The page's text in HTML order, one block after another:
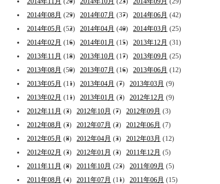
2014年08月 (29) 2014年07月 (37) 2014年06月 (42)
2014年05月 (52) 2014年04月 (40) 2014年03月 (25)
2014年02月 (16) 2014年01月 (15) 2013年12月 (31)
2013年11月 (18) 2013年10月 (17) 2013年09月 (25)
2013年08月 (50) 2013年07月 (16) 2013年06月 (12)
2013年05月 (11) 2013年04月 (7) 2013年03月 (9)
2013年02月 (11) 2013年01月 (3) 2012年12月 (9)
2012年11月 (3) 2012年10月 (7) 2012年09月 (3)
2012年08月 (3) 2012年07月 (2) 2012年06月 (7)
2012年05月 (8) 2012年04月 (3) 2012年03月 (12)
2012年02月 (3) 2012年01月 (3) 2011年12月 (5)
2011年11月 (8) 2011年10月 (23) 2011年09月 (5)
2011年08月 (4) 2011年07月 (11) 2011年06月 (15)